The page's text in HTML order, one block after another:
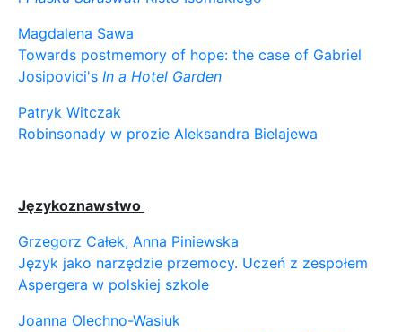
Magdalena Sawa
Towards postmemory of hope: the case of Gabriel
Josipovici's In a Hotel Garden
Patryk Witczak
Robinsonady w prozie Aleksandra Bielajewa
Językoznawstwo
Grzegorz Całek, Anna Piniewska
Język jako narzędzie przemocy. Uczeń z zespołem
Aspergera w polskiej szkole
Joanna Olechno-Wasiuk